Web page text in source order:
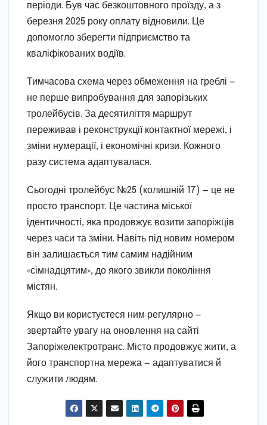
періоди. Був час безкоштовного проїзду, а з
березня 2025 року оплату відновили. Це
допомогло зберегти підприємство та
кваліфікованих водіїв.
Тимчасова схема через обмеження на греблі —
не перше випробування для запорізьких
тролейбусів. За десятиліття маршрут
переживав і реконструкції контактної мережі, і
зміни нумерації, і економічні кризи. Кожного
разу система адаптувалася.
Сьогодні тролейбус №25 (колишній 17) — це не
просто транспорт. Це частина міської
ідентичності, яка продовжує возити запоріжців
через часи та зміни. Навіть під новим номером
він залишається тим самим надійним
«сімнадцятим», до якого звикли покоління
містян.
Якщо ви користуєтеся ним регулярно —
звертайте увагу на оновлення на сайті
Запоріжелектротранс. Місто продовжує жити, а
його транспортна мережа — адаптуватися й
служити людям.